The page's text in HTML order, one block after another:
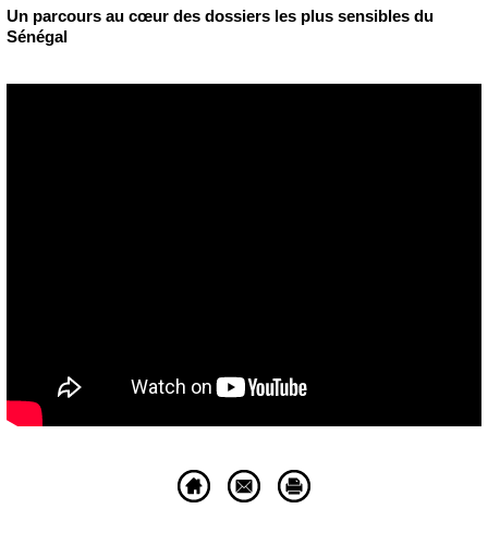
Un parcours au cœur des dossiers les plus sensibles du
Sénégal